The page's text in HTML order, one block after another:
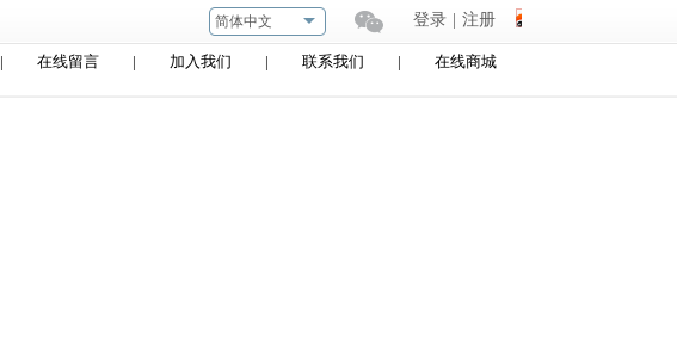
简体中文 登录 注册
| 在线留言 | 加入我们 | 联系我们 | 在线商城